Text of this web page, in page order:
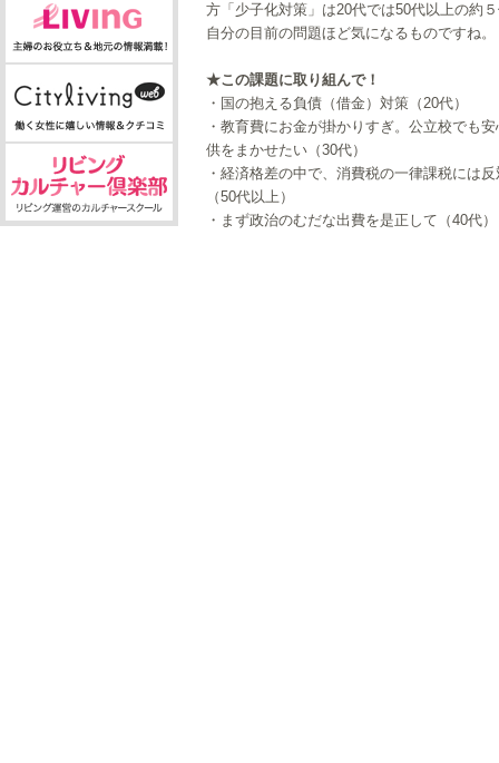
方「少子化対策」は20代では50代以上の約
自分の目前の問題ほど気になるものですね。
★この課題に取り組んで！
・国の抱える負債（借金）対策（20代）
・教育費にお金が掛かりすぎ。公立校でも
供をまかせたい（30代）
・経済格差の中で、消費税の一律課税には
（50代以上）
・まず政治のむだな出費を是正して（40代）